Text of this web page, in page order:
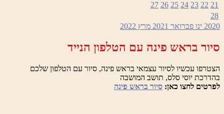
21
22
23
24
25
26
27
28
2020 ינו פברואר 2021 מרץ 2022
סיור בראש פינה עם הטלפון הנייד
הצטרפו עכשיו לסיור עצמאי בראש פינה, סיור עם הטלפון שלכם
בהדרכת יוסי סלס, תושב המושבה
לפרטים לחצו כאן: סיור בראש פינה